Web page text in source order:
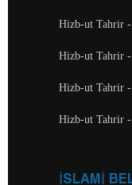
Hizb-ut Tahrir -
Hizb-ut Tahrir
Hizb-ut Tahrir
Hizb-ut Tahrir
İSLAMİ